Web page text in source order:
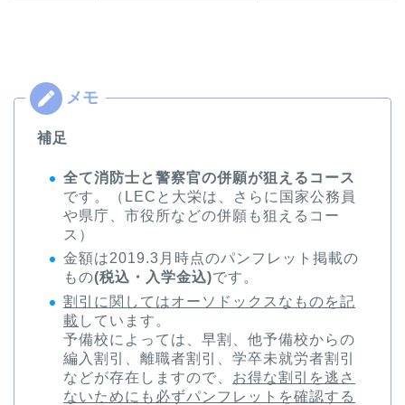
補足
全て消防士と警察官の併願が狙えるコース
です。（LECと大栄は、さらに国家公務員
や県庁、市役所などの併願も狙えるコー
ス）
金額は2019.3月時点のパンフレット掲載の
もの(税込・入学金込)です。
割引に関してはオーソドックスなものを記
載 しています。
予備校によっては、早割、他予備校からの
編入割引、離職者割引、学卒未就労者割引
などが存在しますので、 お得な割引を逃さ
ないためにも必ずパンフレットを確認する